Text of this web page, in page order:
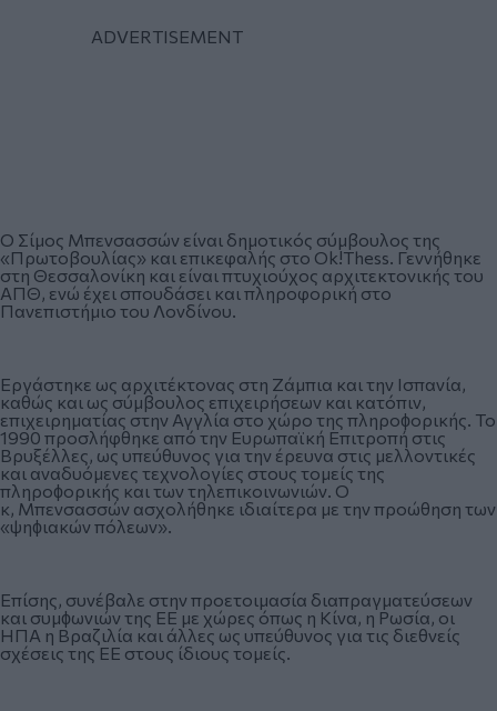
Ο Σίμος Μπενσασσών είναι δημοτικός σύμβουλος της
«Πρωτοβουλίας» και επικεφαλής στο Ok!Thess. Γεννήθηκε
στη Θεσσαλονίκη και είναι πτυχιούχος αρχιτεκτονικής του
ΑΠΘ, ενώ έχει σπουδάσει και πληροφορική στο
Πανεπιστήμιο του Λονδίνου.
Εργάστηκε ως αρχιτέκτονας στη Ζάμπια και την Ισπανία,
καθώς και ως σύμβουλος επιχειρήσεων και κατόπιν,
επιχειρηματίας στην Αγγλία στο χώρο της πληροϕορικής. Το
1990 προσλήφθηκε από την Ευρωπαϊκή Επιτροπή στις
Βρυξέλλες, ως υπεύθυνος για την έρευνα στις μελλοντικές
και αναδυόμενες τεχνολογίες στους τομείς της
πληροϕορικής και των τηλεπικοινωνιών. Ο
κ, Μπενσασσών ασχολήθηκε ιδιαίτερα με την προώθηση των
«ψηϕιακών πόλεων».
Επίσης, συνέβαλε στην προετοιμασία διαπραγματεύσεων
και συμϕωνιών της ΕΕ με χώρες όπως η Κίνα, η Ρωσία, οι
ΗΠΑ η Βραζιλία και άλλες ως υπεύθυνος για τις διεθνείς
σχέσεις της ΕΕ στους ίδιους τομείς.